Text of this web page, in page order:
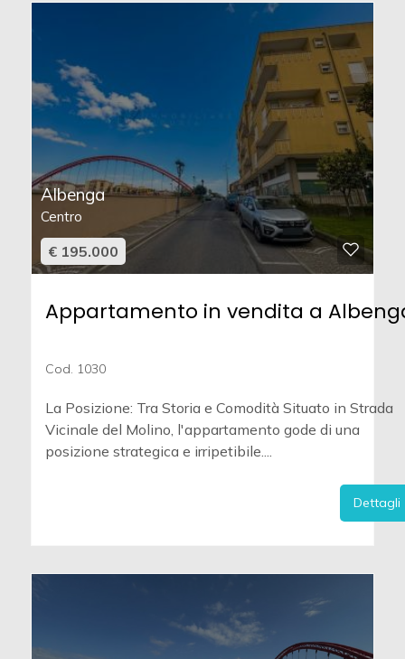
Albenga
Centro
€ 195.000
Appartamento in vendita a
Cod. 1030
La Posizione: Tra Storia e Comodità Situato in Strada
Vicinale del Molino, l'appartamento gode di una
posizione strategica e irripetibile....
Dettagli